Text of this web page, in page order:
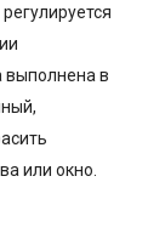
выполнена в
или окно.